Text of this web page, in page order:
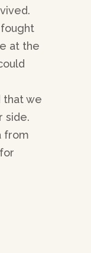
fought
at the
that we
side.
from